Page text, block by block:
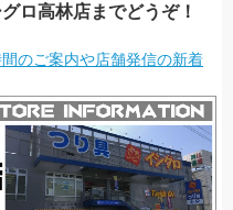
ロ高林店までどうぞ！
のご案内や店舗発信の新着